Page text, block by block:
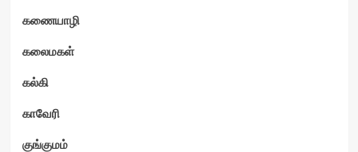
கணையாழி
கலைமகள்
கல்கி
காவேரி
குங்குமம்